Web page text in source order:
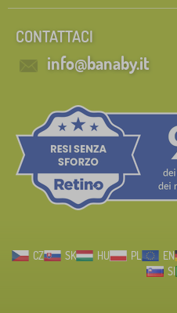
CONTATTACI
info@banaby.it
CZ SK HU PL EN
SI